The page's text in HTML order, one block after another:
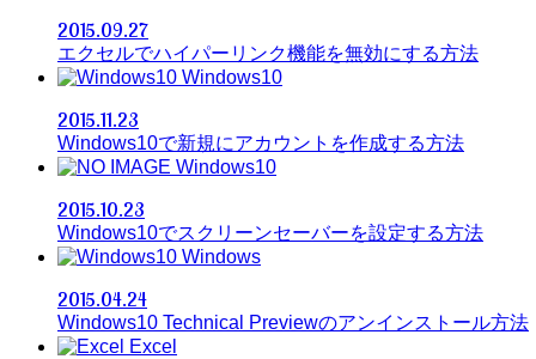
2015.09.27
エクセルでハイパーリンク機能を無効にする方法
Windows10
2015.11.23
Windows10で新規にアカウントを作成する方法
Windows10
2015.10.23
Windows10でスクリーンセーバーを設定する方法
Windows
2015.04.24
Windows10 Technical Previewのアンインストール方法
Excel